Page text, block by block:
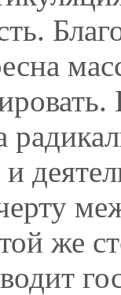
же